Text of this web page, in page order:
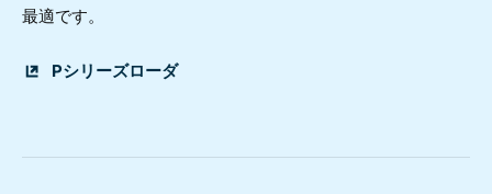
最適です。
Pシリーズローダ